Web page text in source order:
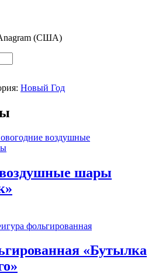
(США)
Новый Год
шары
«Бутылка